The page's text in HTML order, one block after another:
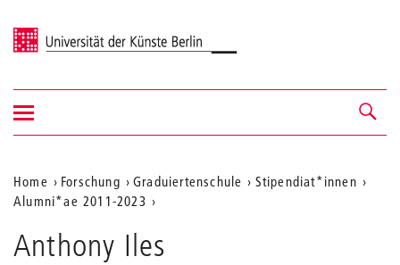
Universität der Künste Berlin
Navigation &
Suche
Navigation
ein-/ausblenden
Aktuelle
Position
auf
Home Forschung Graduiertenschule
Stipendiat*innen
Alumni*ae 2011-2023
Anthony Iles